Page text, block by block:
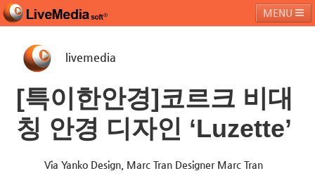
MENU
페밀리 사이트
livemedia
[특이한안경]코르크 비대
칭 안경 디자인 ‘Luzette’
Via Yanko Design, Marc Tran Designer Marc Tran